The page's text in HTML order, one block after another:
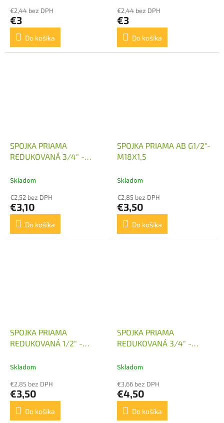
€2,44 bez DPH
€3
Do košíka
€2,44 bez DPH
€3
Do košíka
SPOJKA PRIAMA
REDUKOVANÁ 3/4" -
Skladom
€2,52 bez DPH
€3,10
Do košíka
SPOJKA PRIAMA AB G1/2"-
M18X1,5
Skladom
€2,85 bez DPH
€3,50
Do košíka
SPOJKA PRIAMA
REDUKOVANÁ 1/2" -
Skladom
€2,85 bez DPH
€3,50
Do košíka
SPOJKA PRIAMA
REDUKOVANÁ 3/4" -
Skladom
€3,66 bez DPH
€4,50
Do košíka